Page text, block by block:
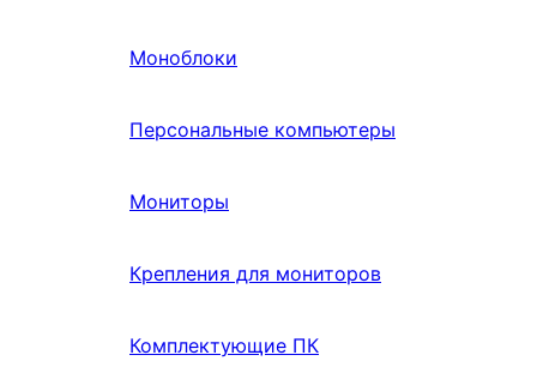
Моноблоки
Персональные компьютеры
Мониторы
Крепления для мониторов
Комплектующие ПК